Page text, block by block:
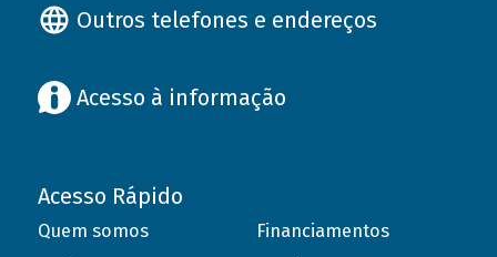
Outros telefones e endereços
Acesso à informação
Acesso Rápido
Quem somos
Financiamentos